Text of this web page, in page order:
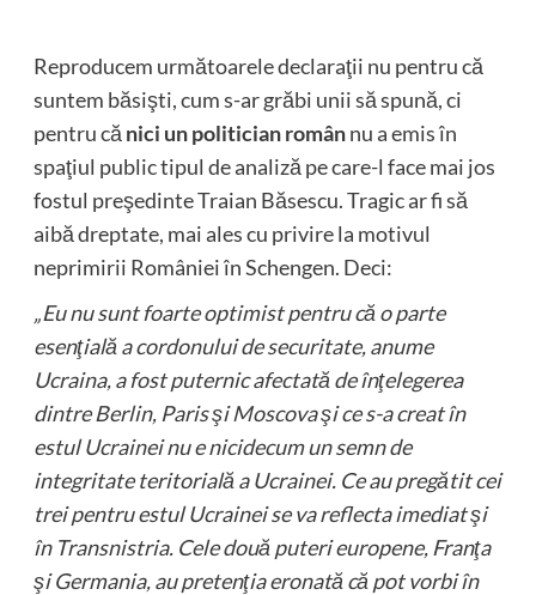
Reproducem următoarele declaraţii nu pentru că
suntem băsişti, cum s-ar grăbi unii să spună, ci
pentru că nici un politician românnu a emis în
spaţiul public tipul de analiză pe care-l face mai jos
fostul preşedinte Traian Băsescu. Tragic ar fi să
aibă dreptate, mai ales cu privire la motivul
neprimirii României în Schengen. Deci:
„Eu nu sunt foarte optimist pentru că o parte
esenţială a cordonului de securitate, anume
Ucraina, a fost puternic afectată de înţelegerea
dintre Berlin, Paris şi Moscova şi ce s-a creat în
estul Ucrainei nu e nicidecum un semn de
integritate teritorială a Ucrainei. Ce au pregătit cei
trei pentru estul Ucrainei se va reflecta imediat şi
în Transnistria. Cele două puteri europene, Franţa
şi Germania, au pretenţia eronată că pot vorbi în